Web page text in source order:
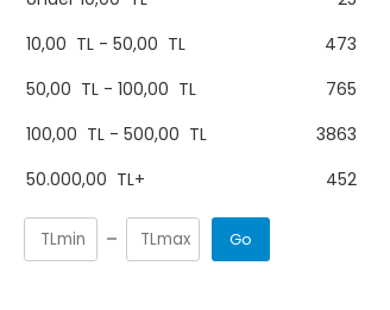
10,00 TL - 50,00 TL
473
50,00 TL - 100,00 TL
765
100,00 TL - 500,00 TL
3863
50.000,00 TL+ 452
Go